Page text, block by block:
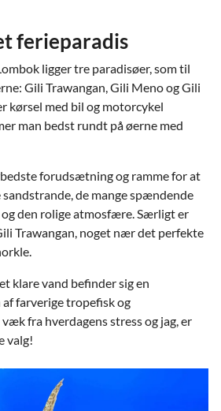
ferieparadis
ligger tre paradisøer, som til
Gili Trawangan, Gili Meno og Gili
kørsel med bil og motorcykel
man bedst rundt på øerne med
forudsætning og ramme for at
de mange spændende
den rolige atmosfære. Særligt er
Trawangan, noget nær det perfekte
klare vand befinder sig en
farverige tropefisk og
fra hverdagens stress og jag, er
valg!